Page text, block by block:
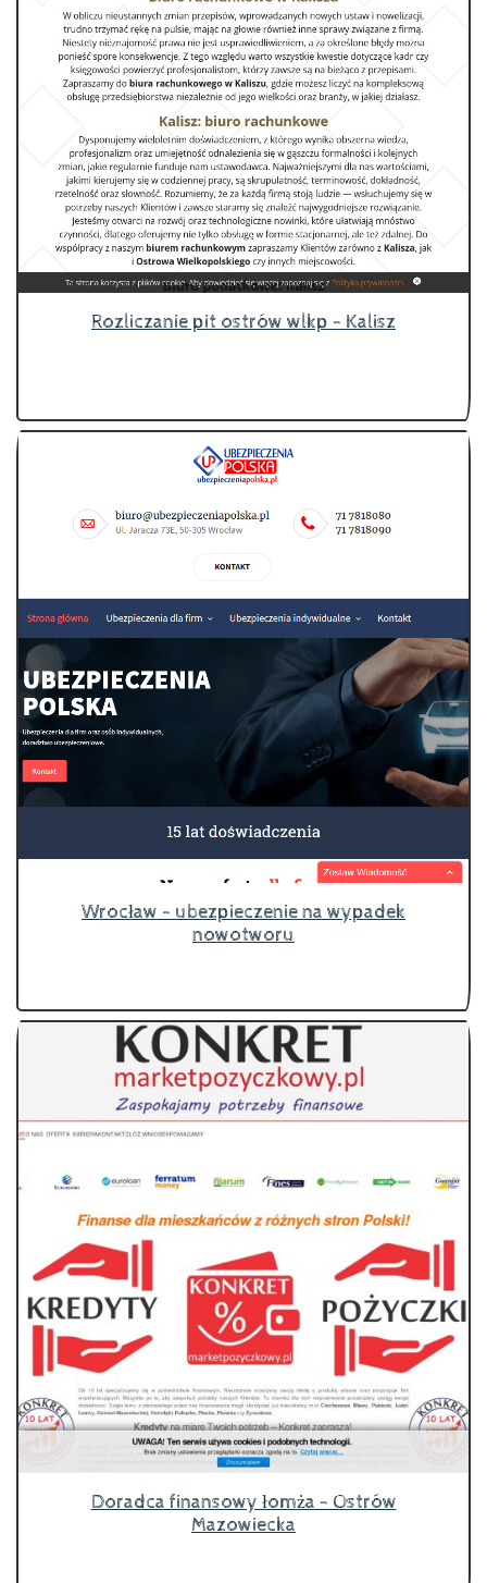
Rozliczanie pit ostrów wlkp - Kalisz
Wrocław - ubezpieczenie na wypadek
nowotworu
Doradca finansowy łomża - Ostrów
Mazowiecka